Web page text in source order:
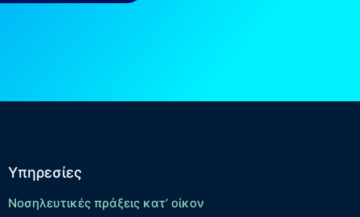
Υπηρεσίες
Νοσηλευτικές πράξεις κατ’ οίκον